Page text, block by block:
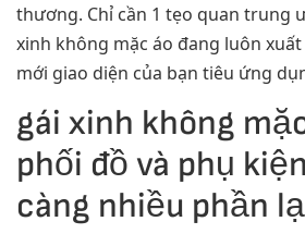
thương. Chỉ cần 1 tẹo quan trung
xinh không mặc áo đang luôn
mới giao diện của bạn tiêu ứng
gái xinh không
phối đồ và phụ
càng nhiều phần